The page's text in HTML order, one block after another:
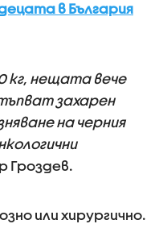
в България
кг, нещата вече
захарен
на черния
Гроздев.
или хирургично.